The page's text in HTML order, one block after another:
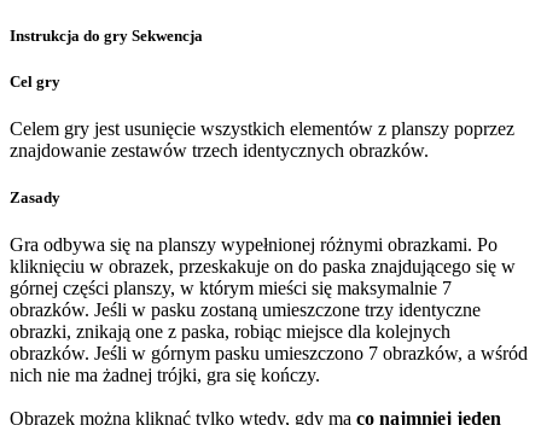
Instrukcja do gry Sekwencja
Cel gry
Celem gry jest usunięcie wszystkich elementów z planszy poprzez
znajdowanie zestawów trzech identycznych obrazków.
Zasady
Gra odbywa się na planszy wypełnionej różnymi obrazkami. Po
kliknięciu w obrazek, przeskakuje on do paska znajdującego się w
górnej części planszy, w którym mieści się maksymalnie 7
obrazków. Jeśli w pasku zostaną umieszczone trzy identyczne
obrazki, znikają one z paska, robiąc miejsce dla kolejnych
obrazków. Jeśli w górnym pasku umieszczono 7 obrazków, a wśród
nich nie ma żadnej trójki, gra się kończy.
Obrazek można kliknąć tylko wtedy, gdy ma co najmniej jeden